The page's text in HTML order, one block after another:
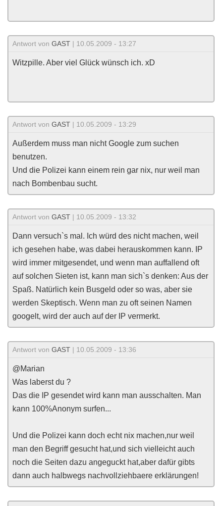
Antwort von GAST | 10.05.2009 - 13:27
Witzpille. Aber viel Glück wünsch ich. xD
Antwort von GAST | 10.05.2009 - 13:29
Außerdem muss man nicht Google zum suchen
benutzen.
Und die Polizei kann einem rein gar nix, nur weil man
nach Bombenbau sucht.
Antwort von GAST | 10.05.2009 - 13:32
Dann versuch`s mal. Ich würd des nicht machen, weil
ich gesehen habe, was dabei herauskommen kann. IP
wird immer mitgesendet, und wenn man auffallend oft
auf solchen Sieten ist, kann man sich`s denken: Aus der
Spaß. Natürlich kein Busgeld oder so was, aber sie
werden Skeptisch. Wenn man zu oft seinen Namen
googelt, wird der auch auf der IP vermerkt.
Antwort von GAST | 10.05.2009 - 13:36
@Marian
Was laberst du ?
Das die IP gesendet wird kann man ausschalten. Man
kann 100%Anonym surfen...
Und die Polizei kann doch echt nix machen,nur weil
man den Begriff gesucht hat,und sich vielleicht auch
noch die Seiten dazu angeguckt hat,aber dafür gibts
dann auch halbwegs nachvollziehbaere erklärungen!